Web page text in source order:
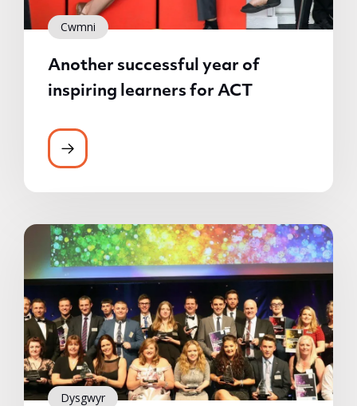
Cwmni
Another successful year of
inspiring learners for ACT
Dysgwyr